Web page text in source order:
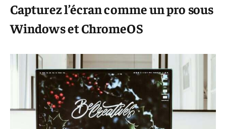
Capturez l’écran comme un pro sous
Windows et ChromeOS